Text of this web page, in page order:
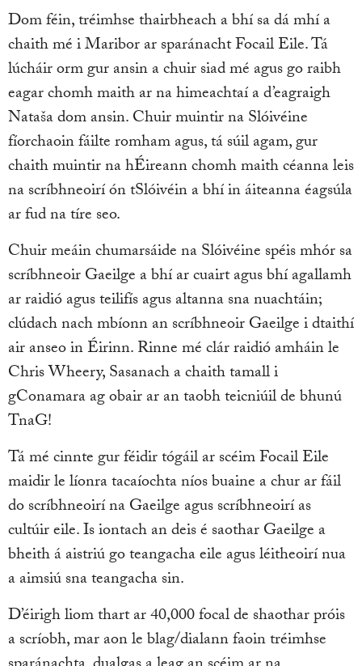
Dom féin, tréimhse thairbheach a bhí sa dá mhí a
chaith mé i Maribor ar sparánacht Focail Eile. Tá
lúcháir orm gur ansin a chuir siad mé agus go raibh
eagar chomh maith ar na himeachtaí a d’eagraigh
Nataša dom ansin. Chuir muintir na Slóivéine
fíorchaoin fáilte romham agus, tá súil agam, gur
chaith muintir na hÉireann chomh maith céanna leis
na scríbhneoirí ón tSlóivéin a bhí in áiteanna éagsúla
ar fud na tíre seo.
Chuir meáin chumarsáide na Slóivéine spéis mhór sa
scríbhneoir Gaeilge a bhí ar cuairt agus bhí agallamh
ar raidió agus teilifís agus altanna sna nuachtáin;
clúdach nach mbíonn an scríbhneoir Gaeilge i dtaithí
air anseo in Éirinn. Rinne mé clár raidió amháin le
Chris Wheery, Sasanach a chaith tamall i
gConamara ag obair ar an taobh teicniúil de bhunú
TnaG!
Tá mé cinnte gur féidir tógáil ar scéim Focail Eile
maidir le líonra tacaíochta níos buaine a chur ar fáil
do scríbhneoirí na Gaeilge agus scríbhneoirí as
cultúir eile. Is iontach an deis é saothar Gaeilge a
bheith á aistriú go teangacha eile agus léitheoirí nua
a aimsiú sna teangacha sin.
D’éirigh liom thart ar 40,000 focal de shaothar próis
a scríobh, mar aon le blag/dialann faoin tréimhse